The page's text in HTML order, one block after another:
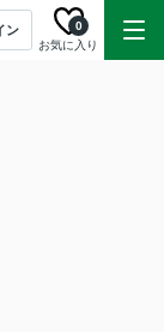
ン
お気に入り
0